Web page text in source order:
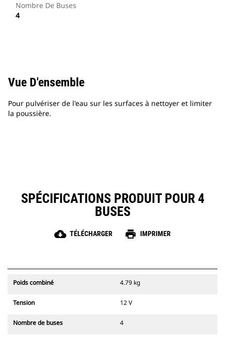
Nombre De Buses
4
Vue D'ensemble
Pour pulvériser de l'eau sur les surfaces à nettoyer et limiter
la poussière.
SPÉCIFICATIONS PRODUIT POUR 4
BUSES
cloud_download TÉLÉCHARGER print IMPRIMER
Poids combiné 4.79 kg
Tension 12 V
Nombre de buses 4